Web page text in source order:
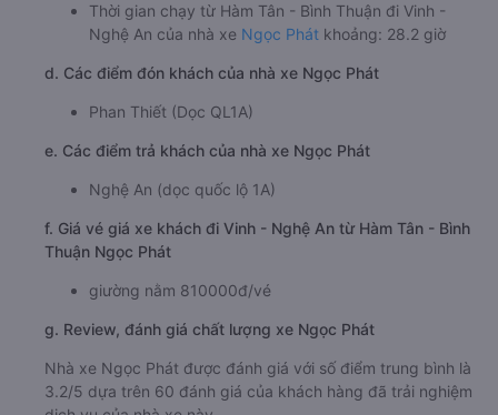
Thời gian chạy từ Hàm Tân - Bình Thuận đi Vinh -
Nghệ An của nhà xe Ngọc Phát khoảng: 28.2 giờ
d. Các điểm đón khách của nhà xe Ngọc Phát
Phan Thiết (Dọc QL1A)
e. Các điểm trả khách của nhà xe Ngọc Phát
Nghệ An (dọc quốc lộ 1A)
f. Giá vé giá xe khách đi Vinh - Nghệ An từ Hàm Tân - Bình
Thuận Ngọc Phát
giường nằm 810000đ/vé
g. Review, đánh giá chất lượng xe Ngọc Phát
Nhà xe Ngọc Phát được đánh giá với số điểm trung bình là
3.2/5 dựa trên 60 đánh giá của khách hàng đã trải nghiệm